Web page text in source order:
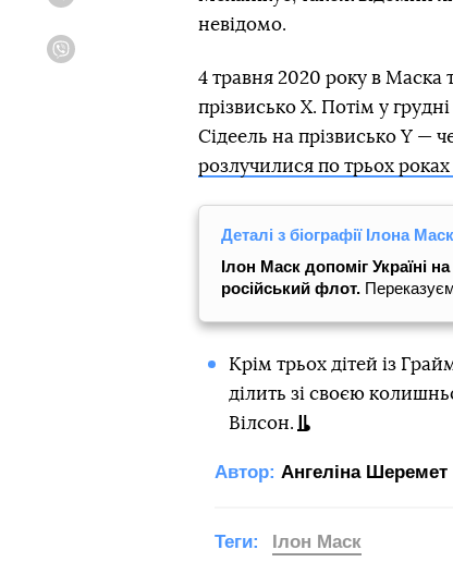
невідомо.
4 травня 2020 року в Маска
прізвисько Х. Потім у
Сідеель на прізвисько Y —
розлучилися по трьох
Деталі з біографії Ілона
Ілон Маск допоміг Україні
російський флот.
Крім трьох дітей із
ділить зі своєю
Вілсон.
Автор: Ангеліна Шеремет
Теги: Ілон Маск